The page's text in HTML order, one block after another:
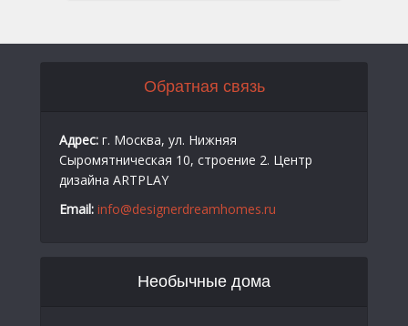
Обратная связь
Адрес: г. Москва, ул. Нижняя
Сыромятническая 10, строение 2. Центр
дизайна ARTPLAY
Email: info@designerdreamhomes.ru
Необычные дома